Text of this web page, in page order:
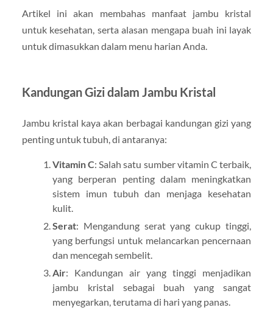
Artikel ini akan membahas manfaat jambu kristal
untuk kesehatan, serta alasan mengapa buah ini layak
untuk dimasukkan dalam menu harian Anda.
Kandungan Gizi dalam Jambu Kristal
Jambu kristal kaya akan berbagai kandungan gizi yang
penting untuk tubuh, di antaranya:
Vitamin C: Salah satu sumber vitamin C terbaik,
yang berperan penting dalam meningkatkan
sistem imun tubuh dan menjaga kesehatan
kulit.
Serat: Mengandung serat yang cukup tinggi,
yang berfungsi untuk melancarkan pencernaan
dan mencegah sembelit.
Air: Kandungan air yang tinggi menjadikan
jambu kristal sebagai buah yang sangat
menyegarkan, terutama di hari yang panas.